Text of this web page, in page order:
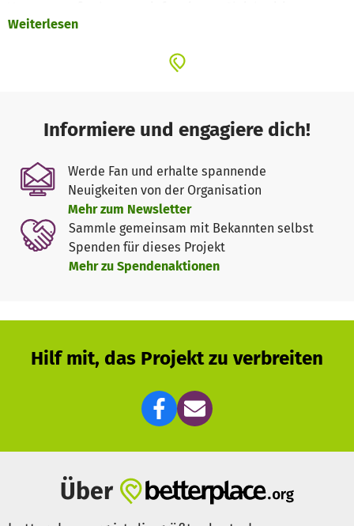
vermitteln wir praktische Reanimationsfähigkeiten, damit
und Leben retten können. Durch unsere Arbeit leisten wir
Todesfälle und schwere Krankheitsverläufe zu verhindern.
Herztöne Leipzig e.V. ist ein gemeinnütziger Verein, der auf
die Unterstützung von Mitgliedern und Förderern
angewiesen ist. Jeder, der sich für das Thema
Herzgesundheit interessiert kann dazu beitragen, die
Herzgesundheit in Leipzig und darüber hinaus zu fördern.
Weiterlesen
Informiere und engagiere dich!
Werde Fan und erhalte spannende
Neuigkeiten von der Organisation
Mehr zum Newsletter
Sammle gemeinsam mit Bekannten selbst
Spenden für dieses Projekt
Mehr zu Spendenaktionen
Hilf mit, das Projekt zu verbreiten
Über